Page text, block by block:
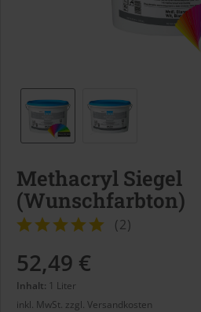
Methacryl Siegel
(Wunschfarbton)
(2)
52,49 €
Inhalt: 1 Liter
inkl. MwSt. zzgl. Versandkosten